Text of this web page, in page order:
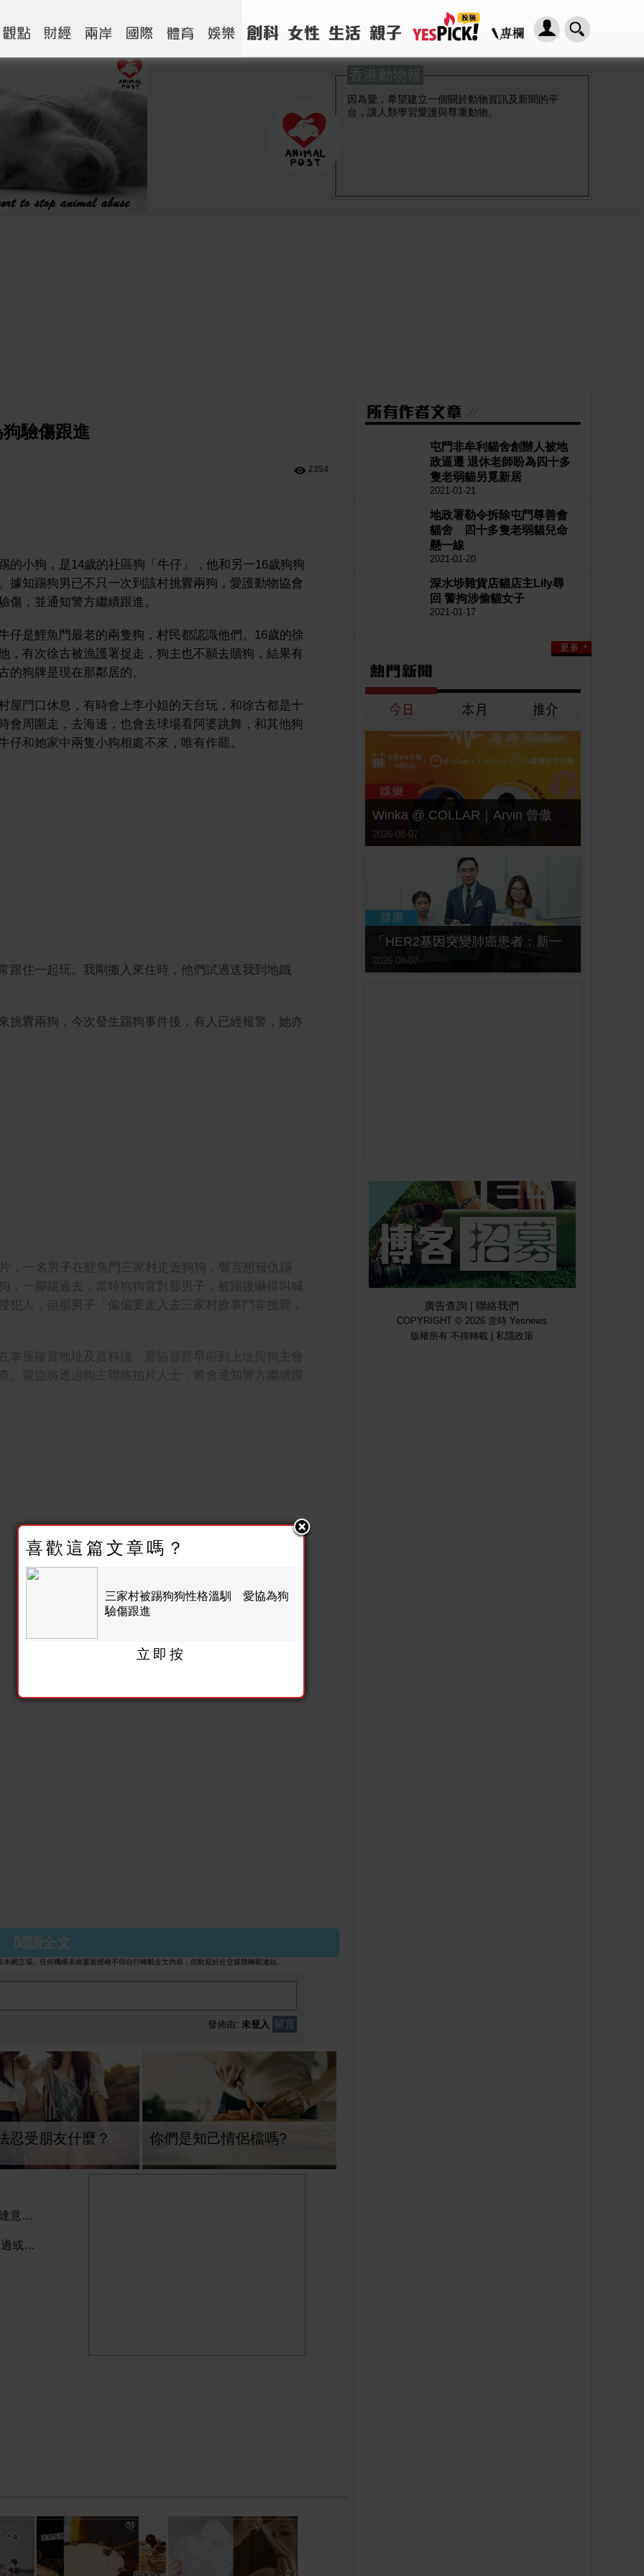
香港動物報
因為愛，希望建立一個關於動物資訊及新聞的平
台，讓人類學習愛護與尊重動物。
驗傷跟進
2354
的小狗，是14歲的社區狗「牛仔」，他和另一16歲狗狗
據知踢狗男已不只一次到該村挑釁兩狗，愛護動物協會
傷，並通知警方繼續跟進。
仔是鯉魚門最老的兩隻狗，村民都認識他們。16歲的徐
，有次徐古被漁護署捉走，狗主也不願去贖狗，結果有
的狗牌是現在那鄰居的。
屋門口休息，有時會上李小姐的天台玩，和徐古都是十
會周圍走，去海邊，也會去球場看阿婆跳舞，和其他狗
和她家中兩隻小狗相處不來，唯有作罷。
跟住一起玩。我剛搬入來住時，他們試過送我到地鐵
挑釁兩狗，今次發生踢狗事件後，有人已經報警，她亦
，一名男子在鯉魚門三家村走近狗狗，聲言想報仇踢
，一腳踢過去，當時狗狗背對那男子，被踢後嚇得叫喊
犯人，但那男子「偏偏要走入去三家村撩事鬥非挑釁，
掌握確實地址及資料後，愛協督察早前到上址與狗主會
。愛協將透過狗主聯絡拍片人士，將會通知警方繼續跟
閱讀全文
網立場。任何機構未經書面授權不得自行轉載全文內容，但歡迎於社交媒體轉載連結。
發佈由: 未登入 留言
忍受朋友什麼？ 你們是知己情侶檔嗎?
前）
報告
屯門非牟利貓舍創辦人被地
政逼遷 退休老師盼為四十多
隻老弱貓另覓新居
2021-01-21
地政署勒令拆除屯門尊善會
貓舍 四十多隻老弱貓兒命
懸一線
2021-01-20
深水埗雜貨店貓店主Lily尋
回 警拘涉偷貓女子
2021-01-17
2026-08-07
2026-08-07
廣告查詢 | 聯絡我們
COPYRIGHT © 2026 壹時 Yesnews
版權所有 不得轉載 | 私隱政策
喜歡這篇文章嗎？
三家村被踢狗狗性格溫馴 愛協為狗
驗傷跟進
立即按